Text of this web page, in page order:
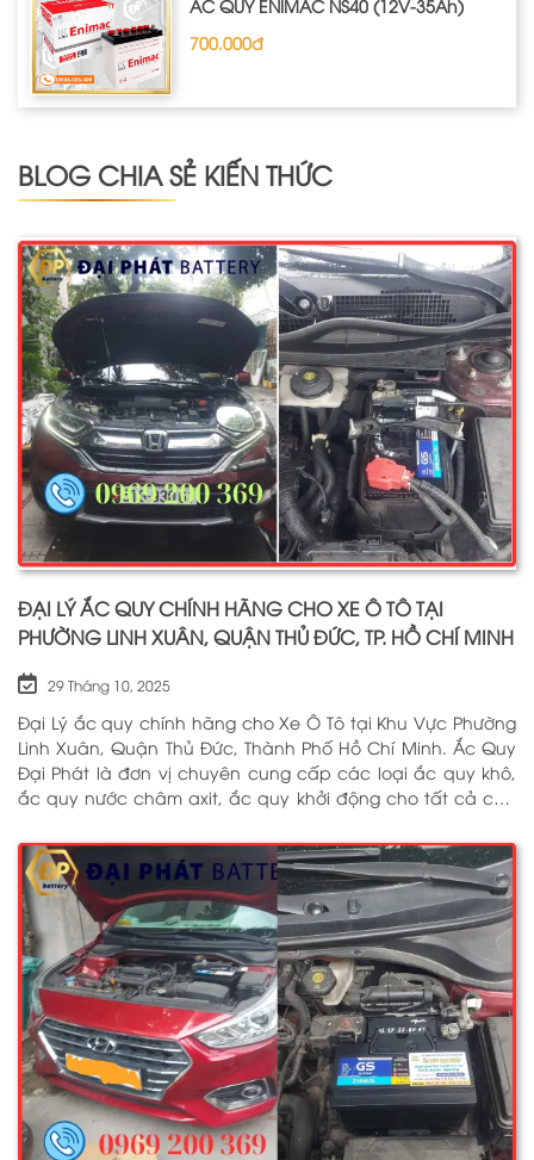
ẮC QUY ENIMAC NS40 (12V-35Ah)
700.000đ
BLOG CHIA SẺ KIẾN THỨC
ĐẠI LÝ ẮC QUY CHÍNH HÃNG CHO XE Ô TÔ TẠI
PHƯỜNG LINH XUÂN, QUẬN THỦ ĐỨC, TP. HỒ CHÍ MINH
29 Tháng 10, 2025
Đại Lý ắc quy chính hãng cho Xe Ô Tô tại Khu Vực Phường
Linh Xuân, Quận Thủ Đức, Thành Phố Hồ Chí Minh. Ắc Quy
Đại Phát là đơn vị chuyên cung cấp các loại ắc quy khô,
ắc quy nước châm axit, ắc quy khởi động cho tất cả các
dân dụng từ các thương hiệu như: GS, ĐỒNG NAI, VARTA,
DELKOR, SOLITE, ENIMAC, BOSCH, ROCKET. Tell: 0969 200 369